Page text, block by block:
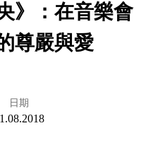
》：在音樂會
尊嚴與愛
日期